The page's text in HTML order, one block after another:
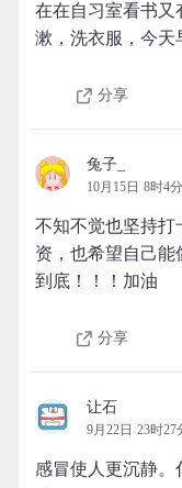
在在自习室看书又
漱，洗衣服，今天
分享
兔子_
10月15日 8时4分
不知不觉也坚持打
资，也希望自己
到底！！！加油
分享
让石
9月22日 23时27
感冒使人更沉静。